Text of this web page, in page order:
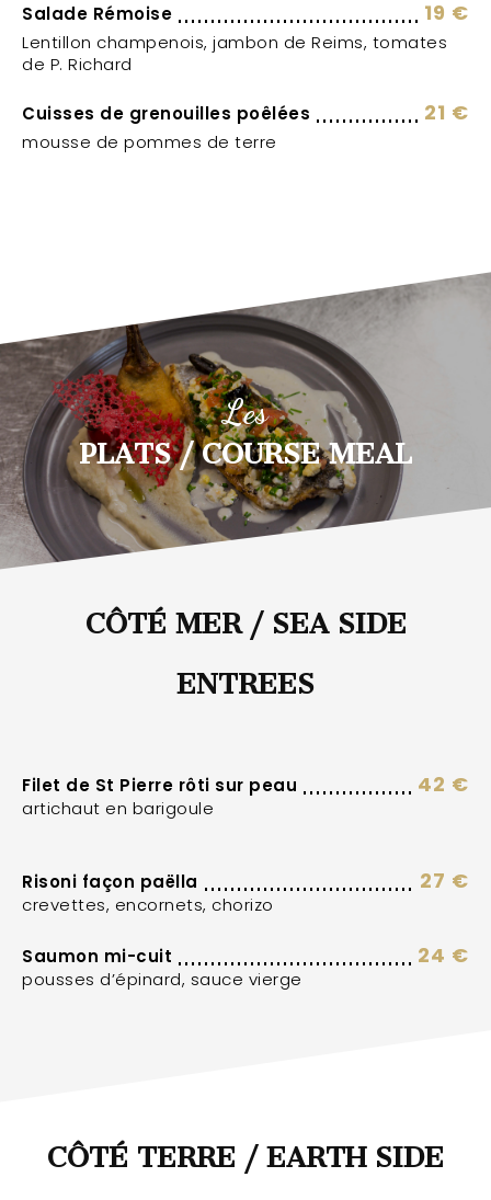
Salade Rémoise 19 €
Lentillon champenois, jambon de Reims, tomates
de P. Richard
Cuisses de grenouilles poêlées 21 €
mousse de pommes de terre
Les
PLATS / COURSE MEAL
CÔTÉ MER / SEA SIDE
ENTREES
Filet de St Pierre rôti sur peau 42 €
artichaut en barigoule
Risoni façon paëlla 27 €
crevettes, encornets, chorizo
Saumon mi-cuit 24 €
pousses d’épinard, sauce vierge
CÔTÉ TERRE / EARTH SIDE